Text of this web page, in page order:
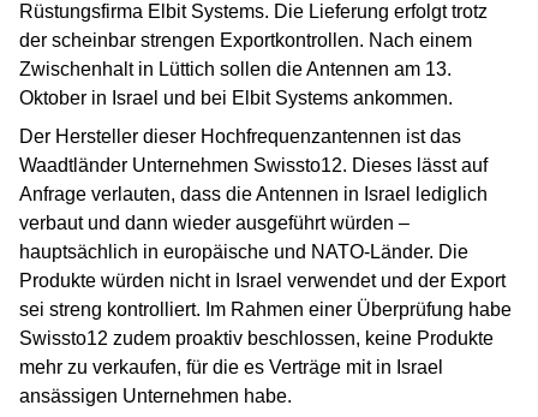
Rüstungsfirma Elbit Systems. Die Lieferung erfolgt trotz
der scheinbar strengen Exportkontrollen. Nach einem
Zwischenhalt in Lüttich sollen die Antennen am 13.
Oktober in Israel und bei Elbit Systems ankommen.
Der Hersteller dieser Hochfrequenzantennen ist das
Waadtländer Unternehmen Swissto12. Dieses lässt auf
Anfrage verlauten, dass die Antennen in Israel lediglich
verbaut und dann wieder ausgeführt würden –
hauptsächlich in europäische und NATO-Länder. Die
Produkte würden nicht in Israel verwendet und der Export
sei streng kontrolliert. Im Rahmen einer Überprüfung habe
Swissto12 zudem proaktiv beschlossen, keine Produkte
mehr zu verkaufen, für die es Verträge mit in Israel
ansässigen Unternehmen habe.